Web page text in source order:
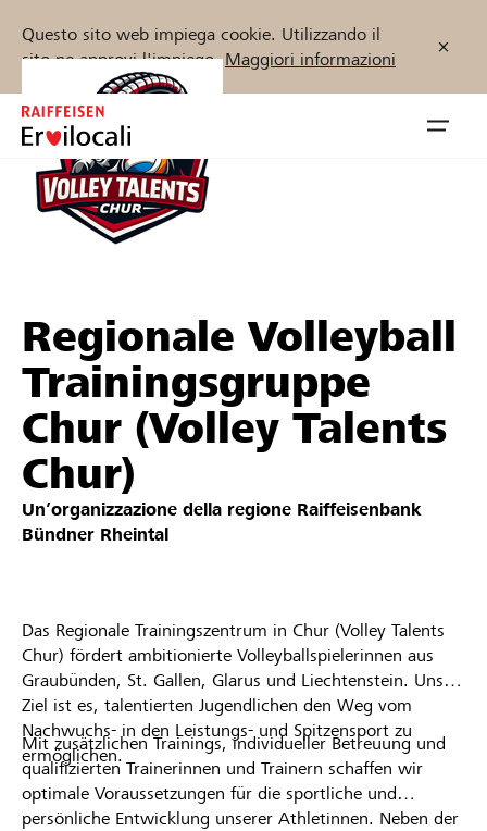
Questo sito web impiega cookie. Utilizzando il
sito ne approvi l'impiego.Maggiori informazioni
Zum
Inhalt
springen
Sostenere
Aiuto & supporto
Partner / Banche Raiffeisen
Collegarsi
Registrazione
Trova progetti e organizzazioni
DE FR IT
Regionale Volleyball
Trainingsgruppe
Chur (Volley Talents
Chur)
Un’organizzazione della regione Raiffeisenbank
Bündner Rheintal
Das Regionale Trainingszentrum in Chur (Volley Talents
Chur) fördert ambitionierte Volleyballspielerinnen aus
Graubünden, St. Gallen, Glarus und Liechtenstein. Unser
Ziel ist es, talentierten Jugendlichen den Weg vom
Nachwuchs- in den Leistungs- und Spitzensport zu
ermöglichen.
Mit zusätzlichen Trainings, individueller Betreuung und
qualifizierten Trainerinnen und Trainern schaffen wir
optimale Voraussetzungen für die sportliche und
persönliche Entwicklung unserer Athletinnen. Neben der